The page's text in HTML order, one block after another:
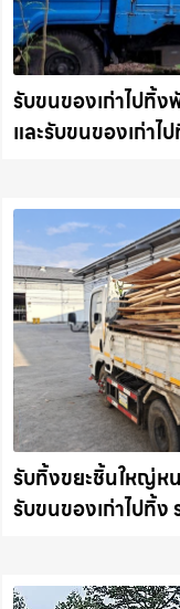
รับขนของเก่าไปทิ้
และรับขนของเก่า
รับทิ้งขยะชิ้นใหญ่ห
รับขนของเก่าไปทิ้